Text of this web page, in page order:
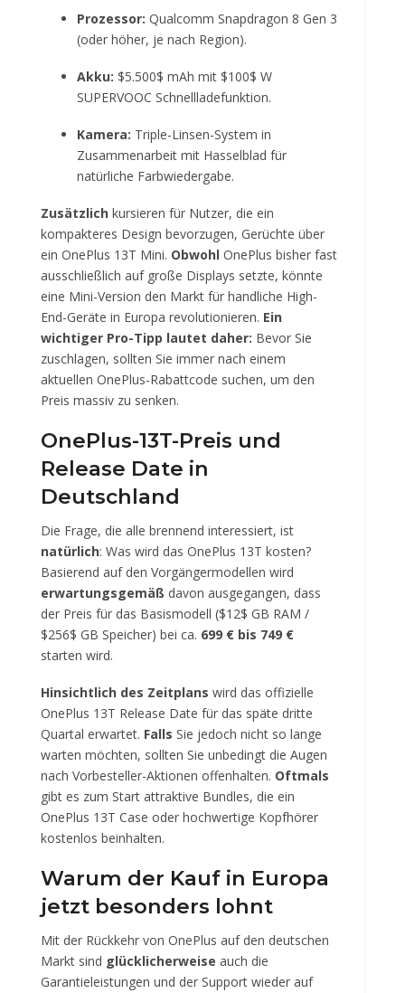
Prozessor: Qualcomm Snapdragon 8 Gen 3
(oder höher, je nach Region).
Akku: $5.500$ mAh mit $100$ W
SUPERVOOC Schnellladefunktion.
Kamera: Triple-Linsen-System in
Zusammenarbeit mit Hasselblad für
natürliche Farbwiedergabe.
Zusätzlich kursieren für Nutzer, die ein
kompakteres Design bevorzugen, Gerüchte über
ein OnePlus 13T Mini. Obwohl OnePlus bisher fast
ausschließlich auf große Displays setzte, könnte
eine Mini-Version den Markt für handliche High-
End-Geräte in Europa revolutionieren. Ein
wichtiger Pro-Tipp lautet daher: Bevor Sie
zuschlagen, sollten Sie immer nach einem
aktuellen OnePlus-Rabattcode suchen, um den
Preis massiv zu senken.
OnePlus-13T-Preis und
Release Date in
Deutschland
Die Frage, die alle brennend interessiert, ist
natürlich: Was wird das OnePlus 13T kosten?
Basierend auf den Vorgängermodellen wird
erwartungsgemäß davon ausgegangen, dass
der Preis für das Basismodell ($12$ GB RAM /
$256$ GB Speicher) bei ca. 699 € bis 749 €
starten wird.
Hinsichtlich des Zeitplans wird das offizielle
OnePlus 13T Release Date für das späte dritte
Quartal erwartet. Falls Sie jedoch nicht so lange
warten möchten, sollten Sie unbedingt die Augen
nach Vorbesteller-Aktionen offenhalten. Oftmals
gibt es zum Start attraktive Bundles, die ein
OnePlus 13T Case oder hochwertige Kopfhörer
kostenlos beinhalten.
Warum der Kauf in Europa
jetzt besonders lohnt
Mit der Rückkehr von OnePlus auf den deutschen
Markt sind glücklicherweise auch die
Garantieleistungen und der Support wieder auf